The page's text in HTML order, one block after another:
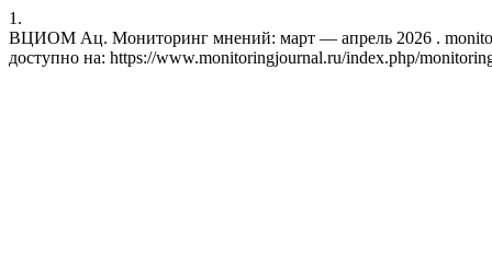
1.
ВЦИОМ Ац. Мониторинг мнений: март — апрель 2026 .
доступно на: https://www.monitoringjournal.ru/index.php/